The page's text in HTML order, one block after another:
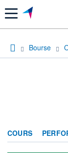
Menu
Bourse
COURS